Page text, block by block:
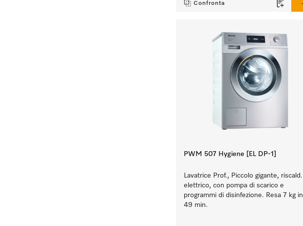
Confronta
PWM 507 Hygiene [EL DP-1]
Lavatrice Prof., Piccolo gigante, riscald.
elettrico, con pompa di scarico e
programmi di disinfezione. Resa 7 kg in
49 min.